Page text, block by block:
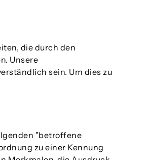
die durch den
Unsere
sein. Um dies zu
"betroffene
zu einer Kennung